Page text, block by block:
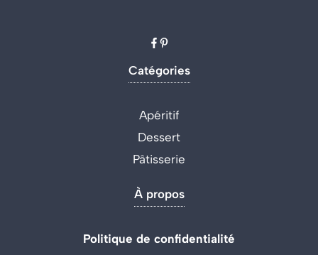
Catégories
Apéritif
Dessert
Pâtisserie
À propos
Politique de confidentialité